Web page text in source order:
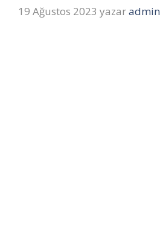
19 Ağustos 2023 yazaradmin